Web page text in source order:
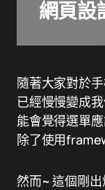
網頁設
隨著大家對於
已經慢慢變成
能會覺得選單
除了使用
然而~ 這個剛